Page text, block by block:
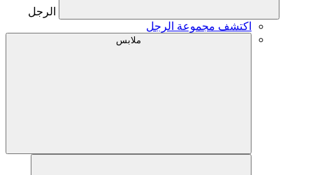
الرجل
اكتشف مجموعة الرجل
ملابس